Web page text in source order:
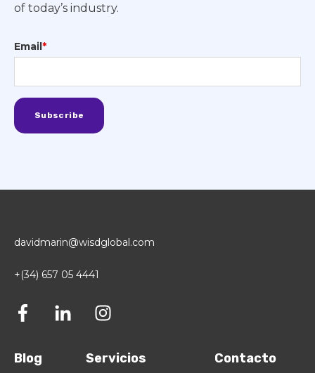
of today’s industry.
Email*
davidmarin@wisdglobal.com
+(34) 657 05 4441
Blog Servicios Contacto